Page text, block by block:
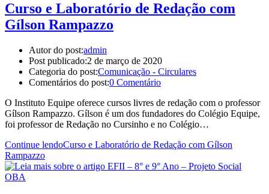
Curso e Laboratório de Redação com
Gílson Rampazzo
Autor do post:admin
Post publicado:2 de março de 2020
Categoria do post:Comunicação - Circulares
Comentários do post:0 Comentário
O Instituto Equipe oferece cursos livres de redação com o professor
Gílson Rampazzo. Gílson é um dos fundadores do Colégio Equipe,
foi professor de Redação no Cursinho e no Colégio…
Continue lendoCurso e Laboratório de Redação com Gílson
Rampazzo